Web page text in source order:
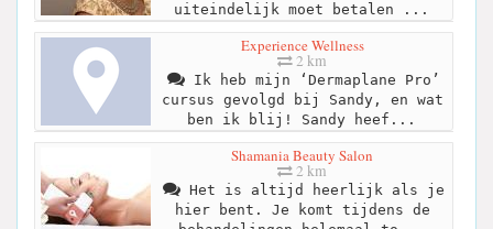
uiteindelijk moet betalen ...
Experience Wellness
2 km
Ik heb mijn ‘Dermaplane Pro’
cursus gevolgd bij Sandy, en wat
ben ik blij! Sandy heef...
Shamania Beauty Salon
2 km
Het is altijd heerlijk als je
hier bent. Je komt tijdens de